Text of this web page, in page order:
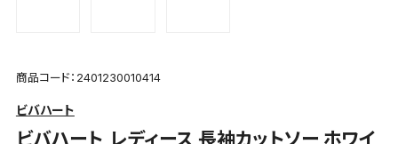
商品コード：2401230010414
ビバハート
ビバハート レディース 長袖カットソー ホワイ